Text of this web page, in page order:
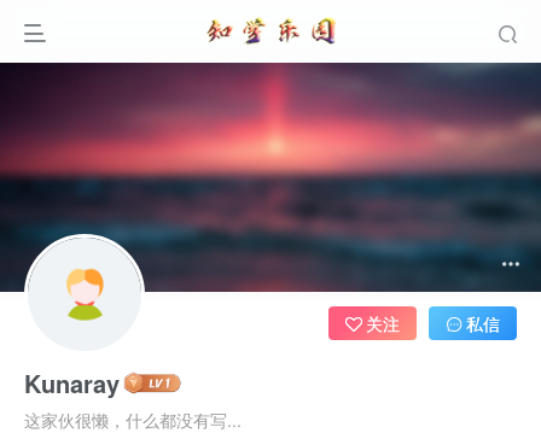
Kunaray
这家伙很懒，什么都没有写...
关注 私信